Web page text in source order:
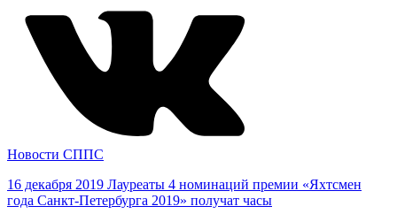
Новости СППС
16 декабря 2019 Лауреаты 4 номинаций премии «Яхтсмен
года Санкт-Петербурга 2019» получат часы